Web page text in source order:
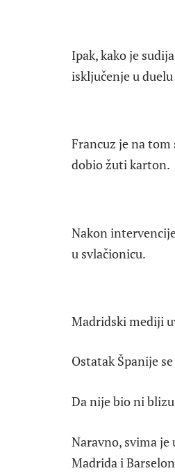
Ipak, kako je
isključenje u
Francuz je na
dobio žuti karton.
Nakon
u svlačionicu.
Madridski mediji
Ostatak Španije
Da nije bio ni
Naravno, svima je
Madrida i